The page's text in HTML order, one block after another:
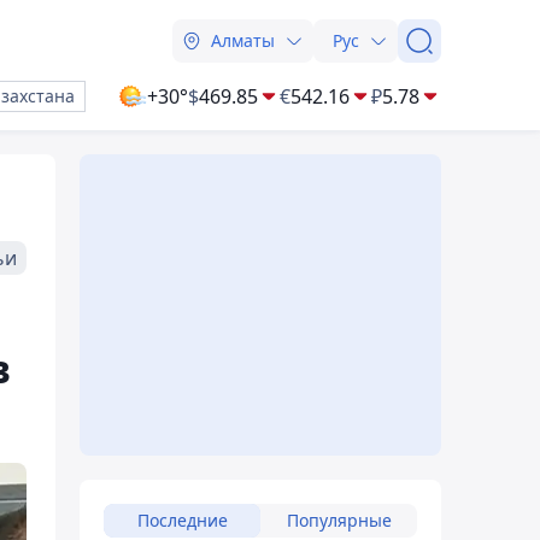
Алматы Рус
+30°$469.85 €542.16 ₽5.78
Последние Популярные